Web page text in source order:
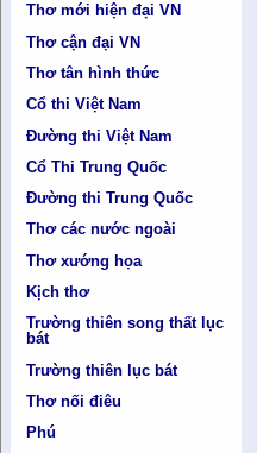
Thơ mới hiện đại VN
Thơ cận đại VN
Thơ tân hình thức
Cổ thi Việt Nam
Đường thi Việt Nam
Cổ Thi Trung Quốc
Đường thi Trung Quốc
Thơ các nước ngoài
Thơ xướng họa
Kịch thơ
Trường thiên song thất lục
bát
Trường thiên lục bát
Thơ nối điêu
Phú